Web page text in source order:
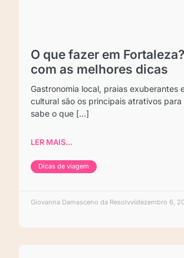
O que fazer em
com as melhores dicas
Gastronomia local, praias exuberantes
cultural são os principais atrativos
sabe o que [...]
LER MAIS...
Dicas de viagem
Giovanna Damasceno da Resolvvidezembro 6,